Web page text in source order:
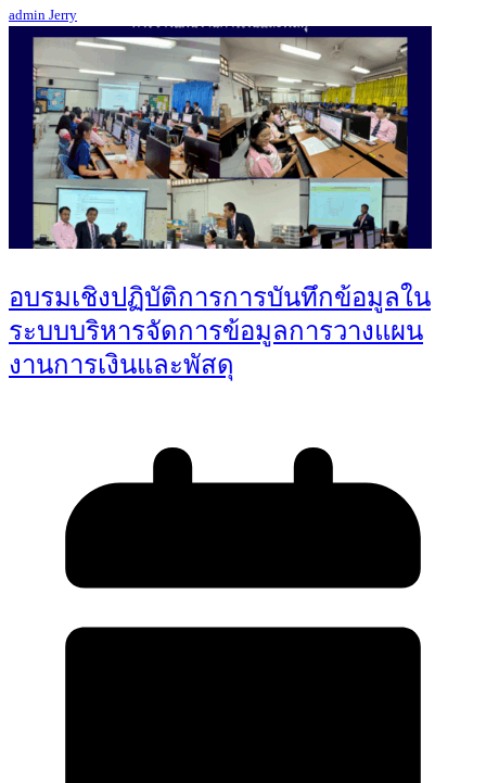
admin Jerry
อบรมเชิงปฏิบัติการการบันทึกข้อมูลใน
ระบบบริหารจัดการข้อมูลการวางแผน
งานการเงินและพัสดุ